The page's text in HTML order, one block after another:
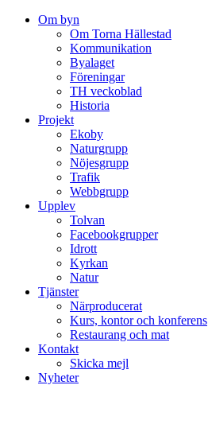
Om byn
Om Torna Hällestad
Kommunikation
Byalaget
Föreningar
TH veckoblad
Historia
Projekt
Ekoby
Naturgrupp
Nöjesgrupp
Trafik
Webbgrupp
Upplev
Tolvan
Facebookgrupper
Idrott
Kyrkan
Natur
Tjänster
Närproducerat
Kurs, kontor och konferens
Restaurang och mat
Kontakt
Skicka mejl
Nyheter